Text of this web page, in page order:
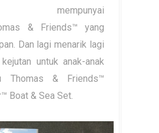
mempunyai
& Friends™ yang
Dan lagi menarik lagi
untuk anak-anak
Thomas & Friends™
Boat & Sea Set.